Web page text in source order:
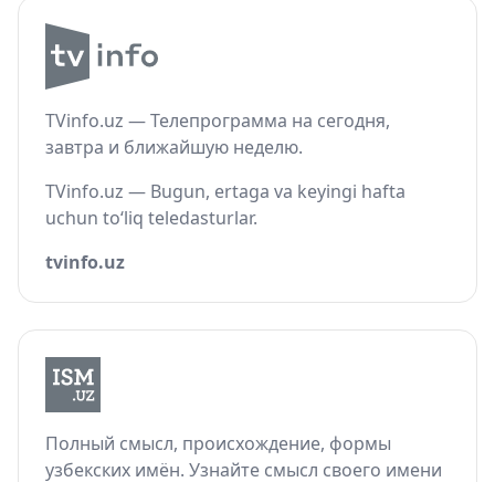
TVinfo.uz — Телепрограмма на сегодня,
завтра и ближайшую неделю.
TVinfo.uz — Bugun, ertaga va keyingi hafta
uchun to‘liq teledasturlar.
tvinfo.uz
Полный смысл, происхождение, формы
узбекских имён. Узнайте смысл своего имени